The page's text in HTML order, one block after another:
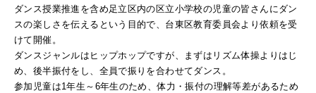
ダンス授業推進を含め足立区内の区立小学校の児童の皆さんにダン
スの楽しさを伝えるという目的で、台東区教育委員会より依頼を受
けて開催。
ダンスジャンルはヒップホップですが、まずはリズム体操よりはじ
め、後半振付をし、全員で振りを合わせてダンス。
参加児童は1年生～6年生のため、体力・振付の理解等差があるため